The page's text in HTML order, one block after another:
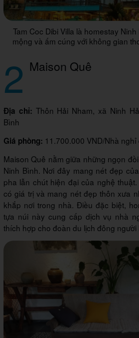
Tam Coc Dibi Villa là homestay
mộng và ấm cúng với không gian
2 Maison Quê
Địa chỉ: Thôn Hải Nham, xã Ninh
Bình
Giá phòng: 11.700.000 VND/Nhà nghỉ
Maison Quê nằm giữa những ngọn
Ninh Bình. Nơi đây mang nét đẹp
pha lẫn chút hiện đại của nghệ
có giá trị và mang nét đẹp thôn xưa
khắp nơi trong nhà. Điều đặc biệt,
tựa núi này cung cấp dịch vụ nhà
thích hợp cho đoàn du lịch đông